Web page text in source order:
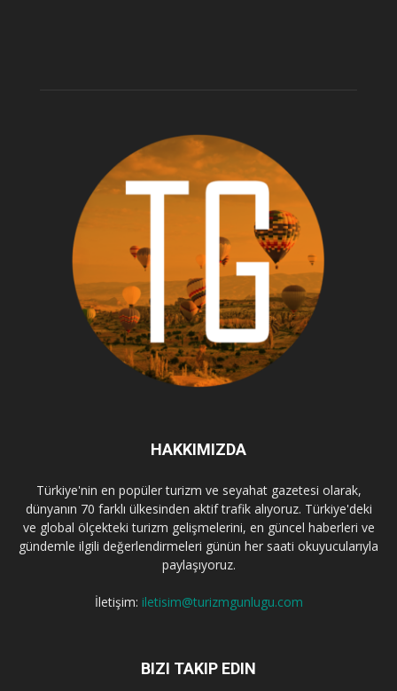
HAKKIMIZDA
Türkiye'nin en popüler turizm ve seyahat gazetesi olarak,
dünyanın 70 farklı ülkesinden aktif trafik alıyoruz. Türkiye'deki
ve global ölçekteki turizm gelişmelerini, en güncel haberleri ve
gündemle ilgili değerlendirmeleri günün her saati okuyucularıyla
paylaşıyoruz.
İletişim: iletisim@turizmgunlugu.com
BIZI TAKIP EDIN